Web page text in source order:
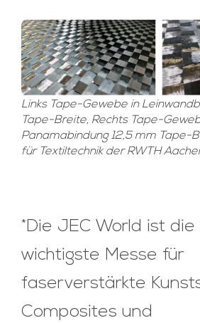
Links Tape-Gewebe in
Tape-Breite, Rechts Tape-
Panamabindung 12,5 mm Tape-
für Textiltechnik der RWTH
*Die JEC World ist
wichtigste Messe für
faserverstärkte
Composites und